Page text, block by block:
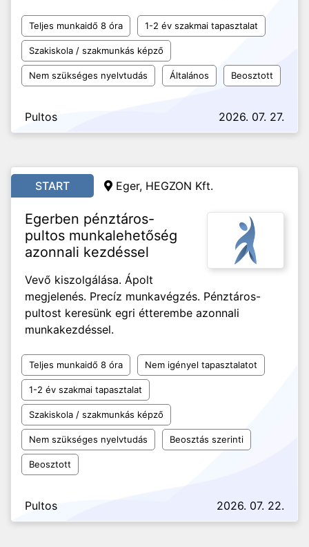
Teljes munkaidő 8 óra 1-2 év szakmai tapasztalat
Szakiskola / szakmunkás képző
Nem szükséges nyelvtudás Általános Beosztott
Pultos 2026. 07. 27.
START Eger, HEGZON Kft.
Egerben pénztáros-
pultos munkalehetőség
azonnali kezdéssel
Vevő kiszolgálása. Ápolt
megjelenés. Precíz munkavégzés. Pénztáros-
pultost keresünk egri étterembe azonnali
munkakezdéssel.
Teljes munkaidő 8 óra Nem igényel tapasztalatot
1-2 év szakmai tapasztalat
Szakiskola / szakmunkás képző
Nem szükséges nyelvtudás Beosztás szerinti
Beosztott
Pultos 2026. 07. 22.